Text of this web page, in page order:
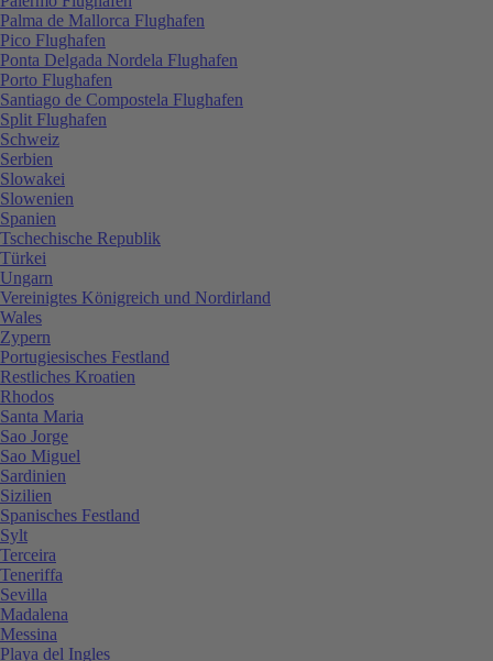
Palma de Mallorca Flughafen
Pico Flughafen
Ponta Delgada Nordela Flughafen
Porto Flughafen
Santiago de Compostela Flughafen
Split Flughafen
Schweiz
Serbien
Slowakei
Slowenien
Spanien
Tschechische Republik
Türkei
Ungarn
Vereinigtes Königreich und Nordirland
Wales
Zypern
Portugiesisches Festland
Restliches Kroatien
Rhodos
Santa Maria
Sao Jorge
Sao Miguel
Sardinien
Sizilien
Spanisches Festland
Sylt
Terceira
Teneriffa
Sevilla
Madalena
Messina
Playa del Ingles